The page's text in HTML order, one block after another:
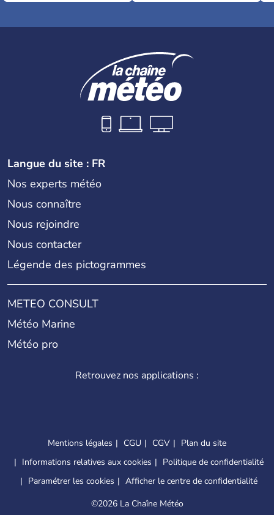
Langue du site : FR
Nos experts météo
Nous connaître
Nous rejoindre
Nous contacter
Légende des pictogrammes
METEO CONSULT
Météo Marine
Météo pro
Retrouvez nos applications :
Mentions légales CGU CGV
Plan du site
Informations relatives aux cookies
Politique de confidentialité
Paramétrer les cookies
Afficher le centre de confidentialité
©2026 La Chaîne Météo